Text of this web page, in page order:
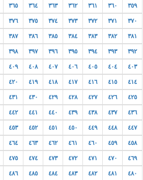
٣٥٩ ٣٦٠ ٣٦١ ٣٦٢ ٣٦٣ ٣٦٤ ٣٦٥
٣٧٠ ٣٧١ ٣٧٢ ٣٧٣ ٣٧٤ ٣٧٥ ٣٧٦
٣٨١ ٣٨٢ ٣٨٣ ٣٨٤ ٣٨٥ ٣٨٦ ٣٨٧
٣٩٢ ٣٩٣ ٣٩٤ ٣٩٥ ٣٩٦ ٣٩٧ ٣٩٨
٤٠٣ ٤٠٤ ٤٠٥ ٤٠٦ ٤٠٧ ٤٠٨ ٤٠٩
٤١٤ ٤١٥ ٤١٦ ٤١٧ ٤١٨ ٤١٩ ٤٢٠
٤٢٥ ٤٢٦ ٤٢٧ ٤٢٨ ٤٢٩ ٤٣٠ ٤٣١
٤٣٦ ٤٣٧ ٤٣٨ ٤٣٩ ٤٤٠ ٤٤١ ٤٤٢
٤٤٧ ٤٤٨ ٤٤٩ ٤٥٠ ٤٥١ ٤٥٢ ٤٥٣
٤٥٨ ٤٥٩ ٤٦٠ ٤٦١ ٤٦٢ ٤٦٣ ٤٦٤
٤٦٩ ٤٧٠ ٤٧١ ٤٧٢ ٤٧٣ ٤٧٤ ٤٧٥
٤٨٠ ٤٨١ ٤٨٢ ٤٨٣ ٤٨٤ ٤٨٥ ٤٨٦